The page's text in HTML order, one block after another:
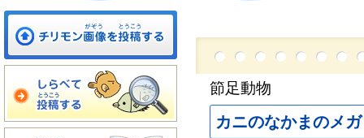
節足動物
カニのなかまのメ